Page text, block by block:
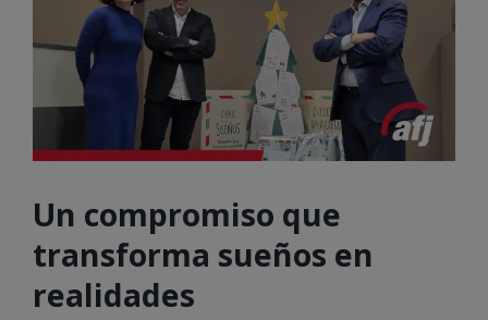
Un compromiso que
transforma sueños en
realidades